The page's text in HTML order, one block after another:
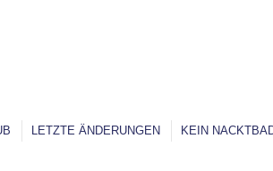
LETZTE ÄNDERUNGEN KEIN